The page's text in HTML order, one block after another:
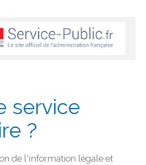
service
?
de l'information légale et